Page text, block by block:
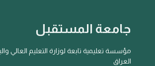
جامعة المستقبل
مؤسسة تعليمية تابعة لوزارة التعليم العالي
العراق